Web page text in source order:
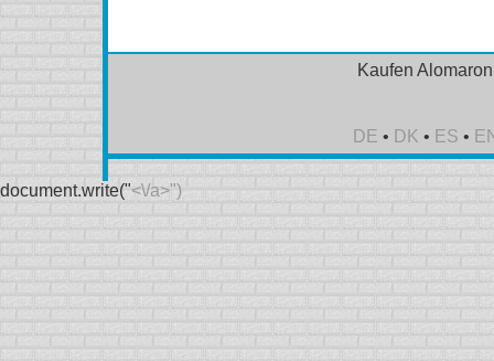
Kaufen
DE • DK • ES •
document.write("<\/a>")